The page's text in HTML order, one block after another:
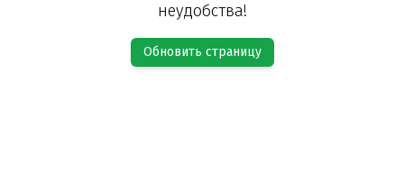
неудобства!
Обновить страницу